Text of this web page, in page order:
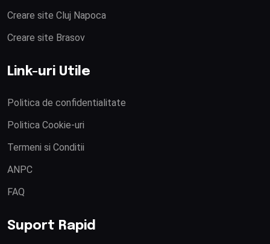
Creare site Cluj Napoca
Creare site Brasov
Link-uri Utile
Politica de confidentialitate
Politica Cookie-uri
Termeni si Conditii
ANPC
FAQ
Suport Rapid